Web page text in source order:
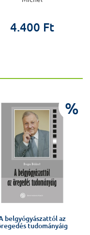
4.400 Ft
%
belgyógyászattól az
tudományáig